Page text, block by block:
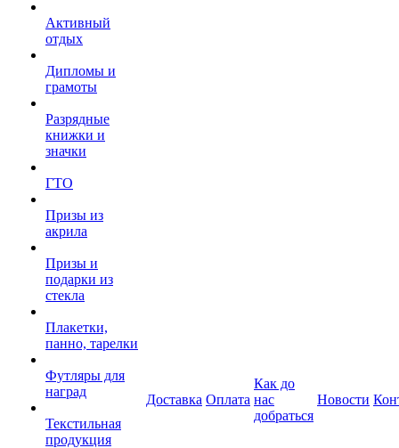
Активный
отдых
Дипломы и
грамоты
Разрядные
книжки и
значки
ГТО
Призы из
акрила
Призы и
подарки из
стекла
Плакетки,
панно, тарелки
Футляры для
наград
Текстильная
продукция
Доставка Оплата
Как до
нас
добраться
Новости